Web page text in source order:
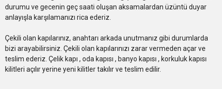
durumu ve gecenin geç saati oluşan aksamalardan üzüntü duyar
anlayışla karşılamanızı rica ederiz.
Çekili olan kapılarınız, anahtarı arkada unutmanız gibi durumlarda
bizi arayabilirsiniz. Çekili olan kapılarınızı zarar vermeden açar ve
teslim ederiz. Çelik kapı , oda kapısı , banyo kapısı , korkuluk kapısı
kilitleri açılır yerine yeni kilitler takılır ve teslim edilir.